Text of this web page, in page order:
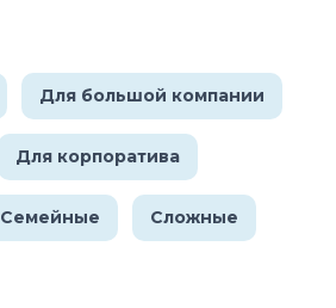
Для большой компании
Для корпоратива
Семейные Сложные